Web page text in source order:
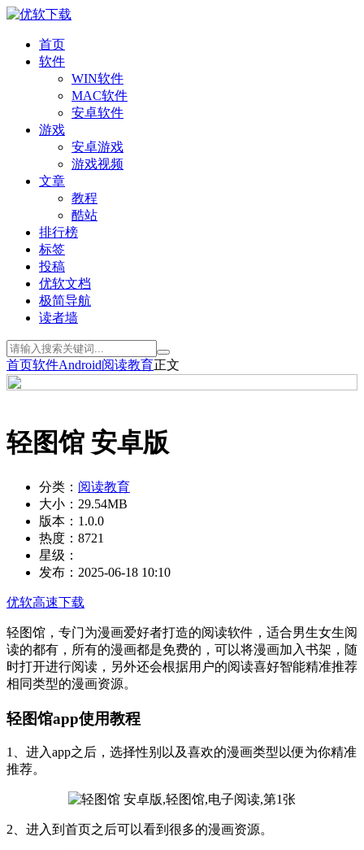
首页
软件
WIN软件
MAC软件
安卓软件
游戏
安卓游戏
游戏视频
文章
教程
酷站
排行榜
标签
投稿
优软文档
极简导航
读者墙
首页软件Android阅读教育正文
轻图馆 安卓版
分类： 阅读教育
大小： 29.54MB
版本： 1.0.0
热度： 8721
星级：
发布： 2025-06-18 10:10
优软高速下载
轻图馆，专门为漫画爱好者打造的阅读软件，适合男生女生阅
读的都有，所有的漫画都是免费的，可以将漫画加入书架，随
时打开进行阅读，另外还会根据用户的阅读喜好智能精准推荐
相同类型的漫画资源。
轻图馆app使用教程
1、进入app之后，选择性别以及喜欢的漫画类型以便为你精准
推荐。
2、进入到首页之后可以看到很多的漫画资源。